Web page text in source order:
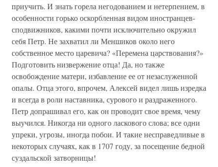
приучить. И знать горела негодованием и нетерпением, в
особенности горько оскорбленная видом иностранцев-
сподвижников, какими почти исключительно окружил
себя Петр. Не захватил ли Меншиков около него
собственное место царевича? «Перемена царствования?»
Подготовить низвержение отца! Да, но также
освобождение матери, избавление ее от незаслуженной
опалы. Отца этого, впрочем, Алексей видел лишь изредка
и всегда в роли наставника, сурового и раздраженного.
Петр допрашивал его, как он проводит свое время, чему
выучился. Никогда ни одного ласкового слова; все одни
упреки, угрозы, иногда побои. И такие несправедливые в
некоторых случаях, как в 1707 году, за посещение бедной
суздальской затворницы!